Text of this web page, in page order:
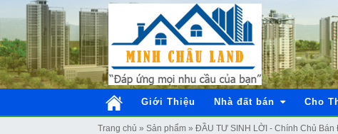
Giới Thiệu Nhà đất bán Cho
Trang chủ » Sản phẩm » ĐẦU TƯ SINH LỜI - Chính Chủ